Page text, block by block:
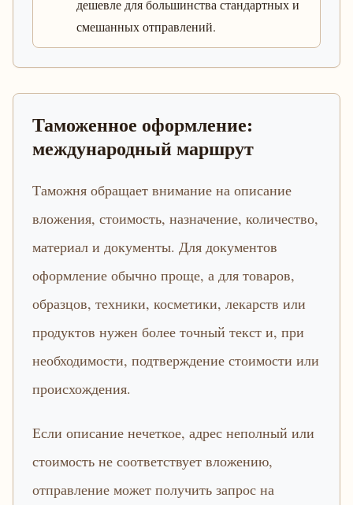
дешевле для большинства стандартных и
смешанных отправлений.
Таможенное оформление:
международный маршрут
Таможня обращает внимание на описание
вложения, стоимость, назначение, количество,
материал и документы. Для документов
оформление обычно проще, а для товаров,
образцов, техники, косметики, лекарств или
продуктов нужен более точный текст и, при
необходимости, подтверждение стоимости или
происхождения.
Если описание нечеткое, адрес неполный или
стоимость не соответствует вложению,
отправление может получить запрос на